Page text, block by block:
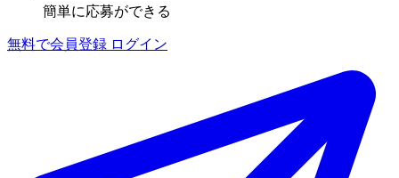
簡単に応募ができる
無料で会員登録 ログイン